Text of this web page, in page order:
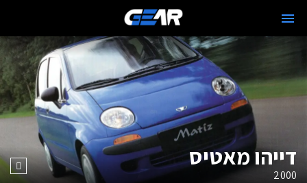
דייהו מאטיס
2000